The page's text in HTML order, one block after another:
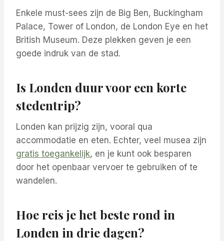
Enkele must-sees zijn de Big Ben, Buckingham
Palace, Tower of London, de London Eye en het
British Museum. Deze plekken geven je een
goede indruk van de stad.
Is Londen duur voor een korte
stedentrip?
Londen kan prijzig zijn, vooral qua
accommodatie en eten. Echter, veel musea zijn
gratis toegankelijk, en je kunt ook besparen
door het openbaar vervoer te gebruiken of te
wandelen.
Hoe reis je het beste rond in
Londen in drie dagen?